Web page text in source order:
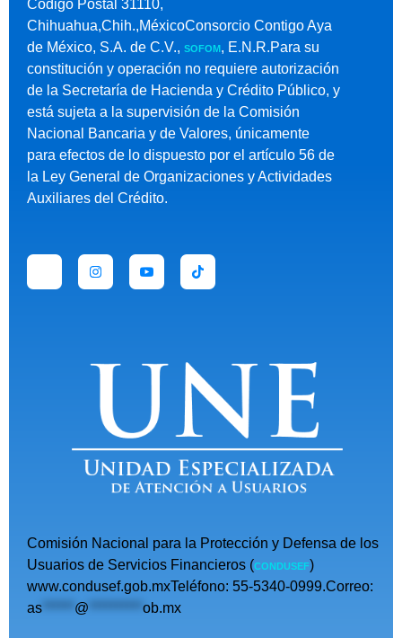
Código Postal 31110,
Chihuahua,Chih.,MéxicoConsorcio Contigo Aya
de México, S.A. de C.V., SOFOM , E.N.R.Para su
constitución y operación no requiere autorización
de la Secretaría de Hacienda y Crédito Público, y
está sujeta a la supervisión de la Comisión
Nacional Bancaria y de Valores, únicamente
para efectos de lo dispuesto por el artículo 56 de
la Ley General de Organizaciones y Actividades
Auxiliares del Crédito.
Comisión Nacional para la Protección y Defensa de los
Usuarios de Servicios Financieros (CONDUSEF)
www.condusef.gob.mxTeléfono: 55-5340-0999.Correo:
as ****** @ ********** ob.mx